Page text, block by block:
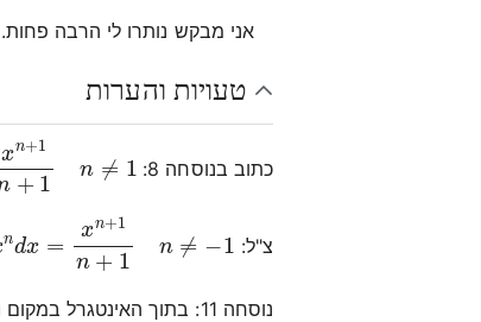
אני מבקש נותרו לי הרבה פחות.
טעויות והערות
כתוב בנוסחה 8: 1n+1
צ"ל: dx = 1n+1
נוסחה 11: בתוך האינטגרל במקום נגזרת מופיע